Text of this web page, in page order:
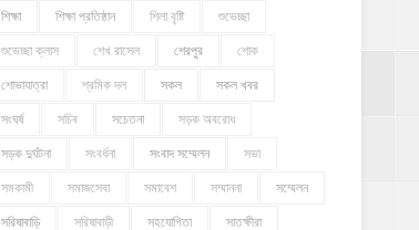
শিক্ষা শিক্ষা প্রতিষ্ঠান শিলা বৃষ্টি শুভেচ্ছা
শুভেচ্ছা ক্লাস শেখ রাসেল শেরপুর শোক
শোভাযাত্রা শ্রমিক দল সকল সকল খবর
সংঘর্ষ সচিব সচেতনা সড়ক অবরোধ
সড়ক দুর্ঘটনা সংবর্ধনা সংবাদ সম্মেলন সভা
সমকামী সমাজসেবা সমাবেশ সম্মাননা সম্মেলন
সরিষাবাড়ি সরিষাবাড়ী সহযোগিতা সাতক্ষীরা